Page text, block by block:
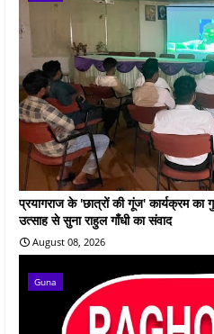
प्रयागराज के 'छात्रों की गूंज' कार्यक्रम
उत्साह से सुना राहुल गाँधी का संवाद
August 08, 2026
Guna